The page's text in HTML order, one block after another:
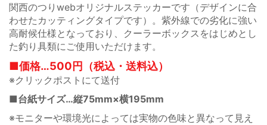
関西のつりwebオリジナルステッカーです（デザインに合
わせたカッティングタイプです）。紫外線での劣化に強い
高耐候仕様となっており、クーラーボックスをはじめとし
た釣り具類にご使用いただけます。
■価格…500円（税込・送料込）
※クリックポストにて送付
■台紙サイズ…縦75mm×横195mm
※モニターや環境光によっては実物の色味と異なって見え